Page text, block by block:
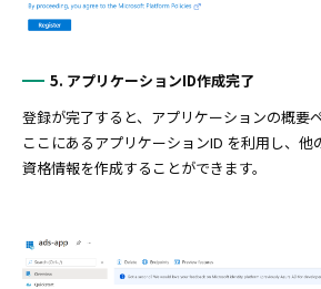
5. アプリケーションID作成完了
登録が完了すると、アプリケーションの概要
ここにあるアプリケーションID を利用し、他
資格情報を作成することができます。